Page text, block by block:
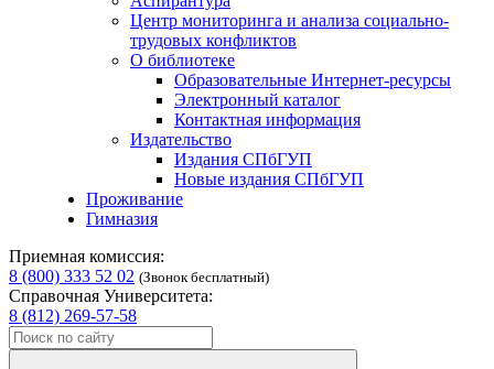
Центр мониторинга и анализа социально-
трудовых конфликтов
О библиотеке
Образовательные Интернет-ресурсы
Электронный каталог
Контактная информация
Издательство
Издания СПбГУП
Новые издания СПбГУП
Проживание
Гимназия
Приемная комиссия:
8 (800) 333 52 02 (Звонок бесплатный)
Справочная Университета:
8 (812) 269-57-58